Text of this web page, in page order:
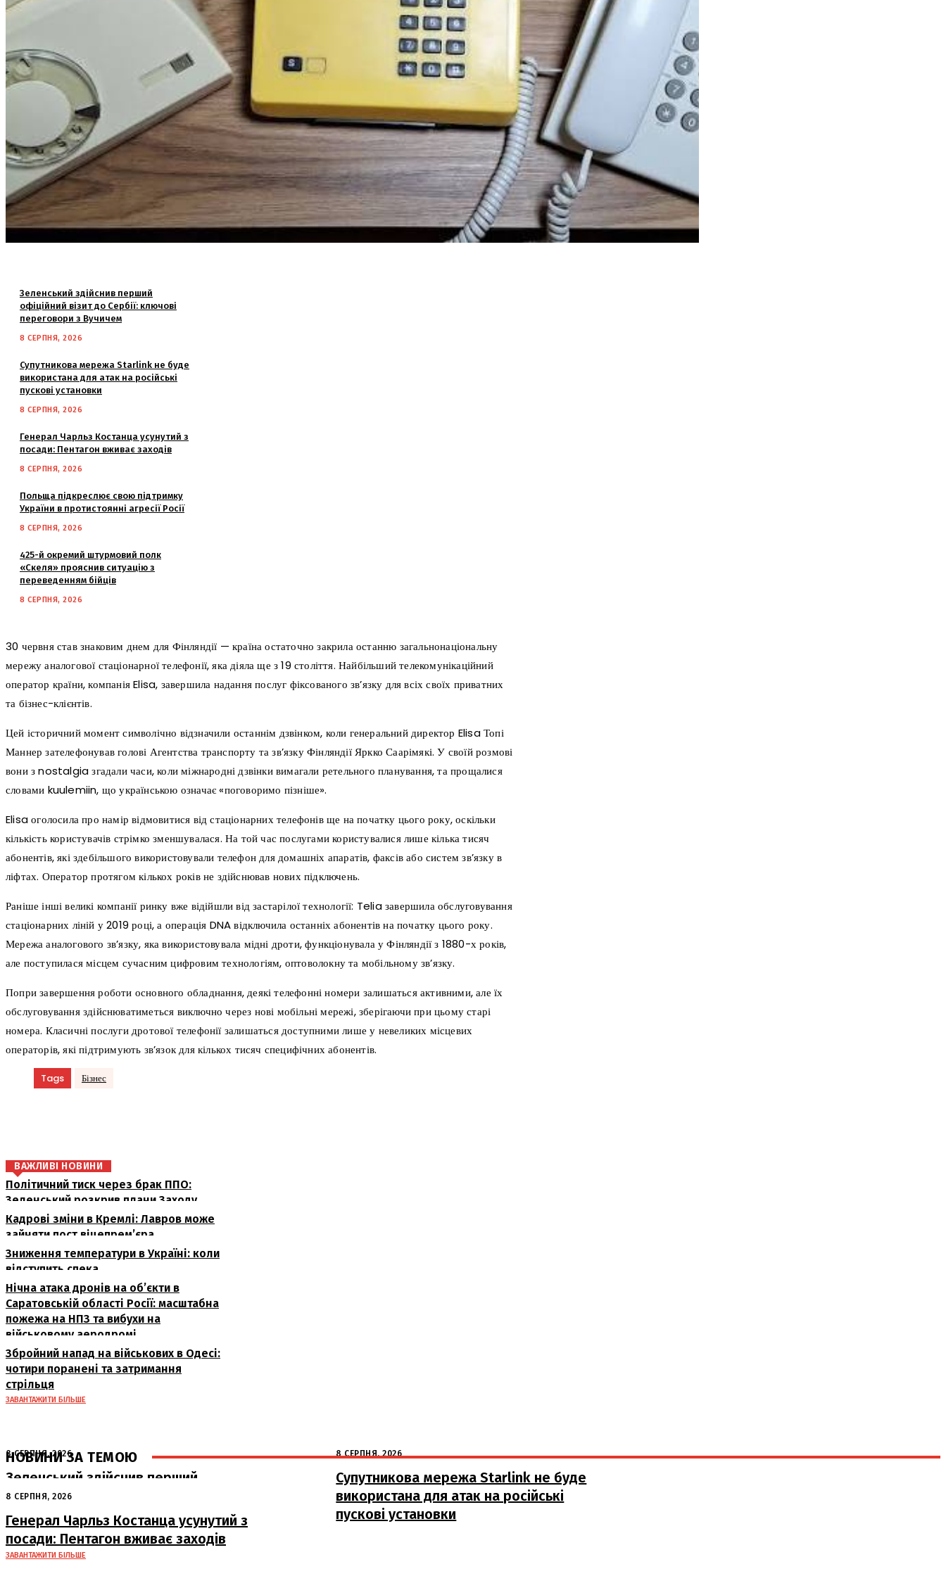
Зеленський здійснив перший
офіційний візит до Сербії: ключові
переговори з Вучичем
8 СЕРПНЯ, 2026
Супутникова мережа Starlink не буде
використана для атак на російські
пускові установки
8 СЕРПНЯ, 2026
Генерал Чарльз Костанца усунутий з
посади: Пентагон вживає заходів
8 СЕРПНЯ, 2026
Польща підкреслює свою підтримку
України в протистоянні агресії Росії
8 СЕРПНЯ, 2026
425-й окремий штурмовий полк
«Скеля» прояснив ситуацію з
переведенням бійців
8 СЕРПНЯ, 2026
30 червня став знаковим днем для Фінляндії — країна остаточно закрила останню загальнонаціональну
мережу аналогової стаціонарної телефонії, яка діяла ще з 19 століття. Найбільший телекомунікаційний
оператор країни, компанія Elisa, завершила надання послуг фіксованого зв’язку для всіх своїх приватних
та бізнес-клієнтів.
Цей історичний момент символічно відзначили останнім дзвінком, коли генеральний директор Elisa Топі
Маннер зателефонував голові Агентства транспорту та зв’язку Фінляндії Яркко Саарімякі. У своїй розмові
вони з nostalgia згадали часи, коли міжнародні дзвінки вимагали ретельного планування, та прощалися
словами kuulemiin, що українською означає «поговоримо пізніше».
Elisa оголосила про намір відмовитися від стаціонарних телефонів ще на початку цього року, оскільки
кількість користувачів стрімко зменшувалася. На той час послугами користувалися лише кілька тисяч
абонентів, які здебільшого використовували телефон для домашніх апаратів, факсів або систем зв’язку в
ліфтах. Оператор протягом кількох років не здійснював нових підключень.
Раніше інші великі компанії ринку вже відійшли від застарілої технології: Telia завершила обслуговування
стаціонарних ліній у 2019 році, а операція DNA відключила останніх абонентів на початку цього року.
Мережа аналогового зв’язку, яка використовувала мідні дроти, функціонувала у Фінляндії з 1880-х років,
але поступилася місцем сучасним цифровим технологіям, оптоволокну та мобільному зв’язку.
Попри завершення роботи основного обладнання, деякі телефонні номери залишаться активними, але їх
обслуговування здійснюватиметься виключно через нові мобільні мережі, зберігаючи при цьому старі
номера. Класичні послуги дротової телефонії залишаться доступними лише у невеликих місцевих
операторів, які підтримують зв’язок для кількох тисяч специфічних абонентів.
Tags Бізнес
ВАЖЛИВІ НОВИНИ
Політичний тиск через брак ППО:
Зеленський розкрив плани Заходу
Кадрові зміни в Кремлі: Лавров може
зайняти пост віцепрем’єра
Зниження температури в Україні: коли
відступить спека
Нічна атака дронів на об’єкти в
Саратовській області Росії: масштабна
пожежа на НПЗ та вибухи на
військовому аеродромі
Збройний напад на військових в Одесі:
чотири поранені та затримання
стрільця
ЗАВАНТАЖИТИ БІЛЬШЕ
НОВИНИ ЗА ТЕМОЮ
8 СЕРПНЯ, 2026
Зеленський здійснив перший
офіційний візит до Сербії: ключові
переговори з Вучичем
8 СЕРПНЯ, 2026
Супутникова мережа Starlink не буде
використана для атак на російські
пускові установки
8 СЕРПНЯ, 2026
Генерал Чарльз Костанца усунутий з
посади: Пентагон вживає заходів
ЗАВАНТАЖИТИ БІЛЬШЕ